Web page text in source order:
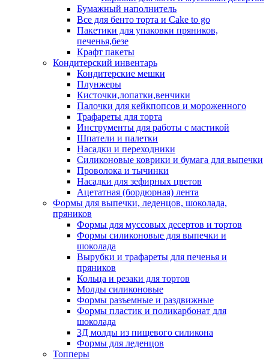
Бумажный наполнитель
Все для бенто торта и Cake to go
Пакетики для упаковки пряников,
печенья,безе
Крафт пакеты
Кондитерский инвентарь
Кондитерские мешки
Плунжеры
Кисточки,лопатки,венчики
Палочки для кейкпопсов и мороженного
Трафареты для торта
Инструменты для работы с мастикой
Шпатели и палетки
Насадки и переходники
Силиконовые коврики и бумага для выпечки
Проволока и тычинки
Насадки для зефирных цветов
Ацетатная (бордюрная) лента
Формы для выпечки, леденцов, шоколада,
пряников
Формы для муссовых десертов и тортов
Формы силиконовые для выпечки и
шоколада
Вырубки и трафареты для печенья и
пряников
Кольца и резаки для тортов
Молды силиконовые
Формы разъемные и раздвижные
Формы пластик и поликарбонат для
шоколада
3Д молды из пищевого силикона
Формы для леденцов
Топперы